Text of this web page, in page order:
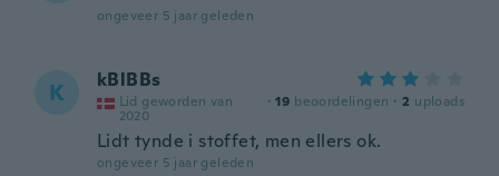
ongeveer 5 jaar geleden
K kBlBBs
Lid geworden van
2020
· 19 beoordelingen · 2 uploads
Lidt tynde i stoffet, men ellers ok.
ongeveer 5 jaar geleden